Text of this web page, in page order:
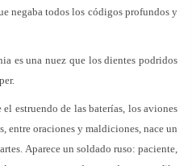
negaba todos los códigos profundos y
es una nuez que los dientes podridos
estruendo de las baterías, los aviones
entre oraciones y maldiciones, nace un
Aparece un soldado ruso: paciente,